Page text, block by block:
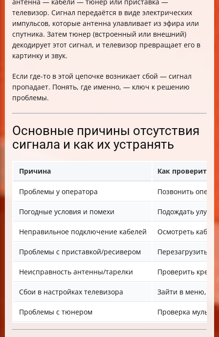
телевизор. Сигнал передаётся в виде электрических
импульсов, которые антенна улавливает из эфира или
спутника. Затем тюнер (встроенный или внешний)
декодирует этот сигнал, и телевизор превращает его в
картинку и звук.
Если где-то в этой цепочке возникает сбой — сигнал
пропадает. Понять, где именно, — ключ к решению
проблемы.
Основные причины отсутствия
сигнала и как их устранять
Причина Как проверить
Проблемы у оператора Позвонить
Погодные условия и помехи Подождать
Неправильное подключение кабелей Осмотреть
Проблемы с приставкой/ресивером Перезагрузить,
Неисправность антенны/тарелки Проверить
Сбои в настройках телевизора Зайти в меню,
Проблемы с тюнером Проверка